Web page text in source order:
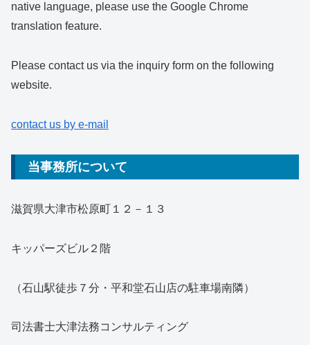
native language, please use the Google Chrome
translation feature.
Please contact us via the inquiry form on the following
website.
contact us by e-mail
当事務所について
滋賀県大津市松原町１２－１３
キッパーズビル２階
（石山駅徒歩７分・平和堂石山店の駐車場南隣）
司法書士大津法務コンサルティング